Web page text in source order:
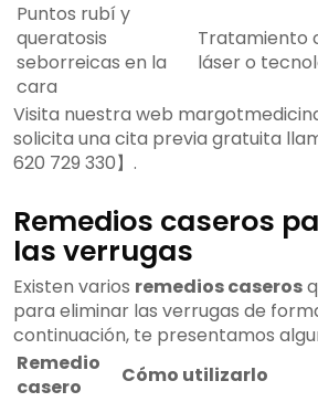
Puntos rubí y
queratosis
seborreicas en la
cara
Tratamiento
láser o
Visita nuestra web
solicita una cita previa gratuita
620 729 330】.
Remedios caseros
las verrugas
Existen varios remedios caseros
para eliminar las verrugas de
continuación, te presentamos
Remedio
casero
Cómo utilizarlo